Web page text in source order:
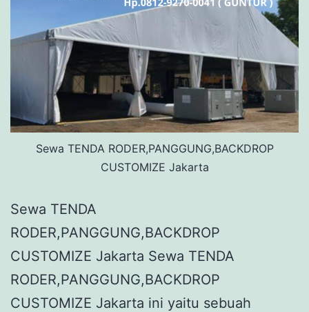
Sewa TENDA RODER,PANGGUNG,BACKDROP
CUSTOMIZE Jakarta
Sewa TENDA
RODER,PANGGUNG,BACKDROP
CUSTOMIZE Jakarta Sewa TENDA
RODER,PANGGUNG,BACKDROP
CUSTOMIZE Jakarta ini yaitu sebuah